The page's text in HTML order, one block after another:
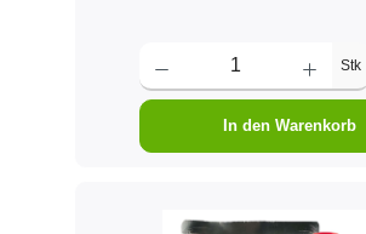
Stk
In den Warenkorb